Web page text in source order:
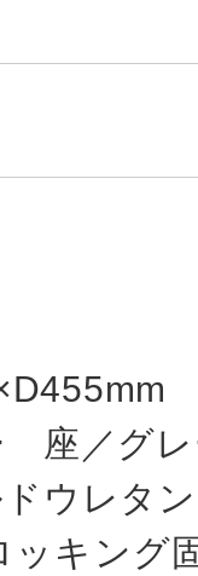
座／グ
ウレタン
ッキング